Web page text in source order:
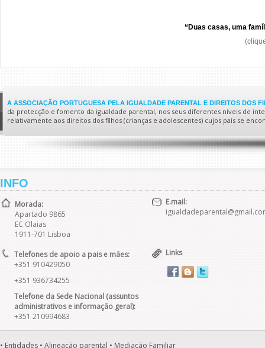
“Duas casas, uma
A ASSOCIAÇÃO PORTUGUESA PELA IGUALDADE PARENTAL E DIREITOS DOS
da protecção e fomento da igualdade parental, nos seus diferentes níveis de
relativamente aos direitos dos filhos (crianças e adolescentes) cujos pais se
INFO
Morada:
Apartado 9865
EC Olaias
1911-701 Lisboa
E.mail:
Telefones de apoio a pais e mães:
+351 910429050
+351 936734255
Telefone da Sede Nacional (assuntos
administrativos e informação geral):
+351 210994683
Links
• Entidades • Alineação parental • Mediação Familiar